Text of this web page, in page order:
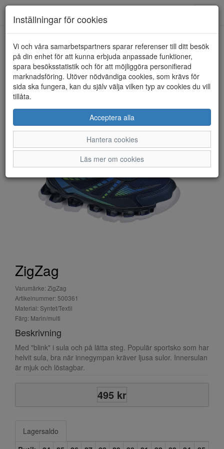
HEM ZIGZAG
ZigZag
Varumärke: ZigZag
Artikelnummer: 500361
Material: Syntet/Textil
Färg: Marin/multi
Beskrivning
Med "blink" i sula och på lätta steg. Populär sportsko som har
helvit sula, bra när innegympan kräver ljusa sulor. Innersulan
är mjuk och löstagbar.
495 kr
Lagersaldo
Inställningar för cookies
Vi och våra samarbetspartners sparar referenser till ditt besök
på din enhet för att kunna erbjuda anpassade funktioner,
spara besöksstatistik och för att möjliggöra personifierad
marknadsföring. Utöver nödvändiga cookies, som krävs för
sida ska fungera, kan du själv välja vilken typ av cookies du vill
tillåta.
Acceptera alla
Hantera cookies
Läs mer om cookies